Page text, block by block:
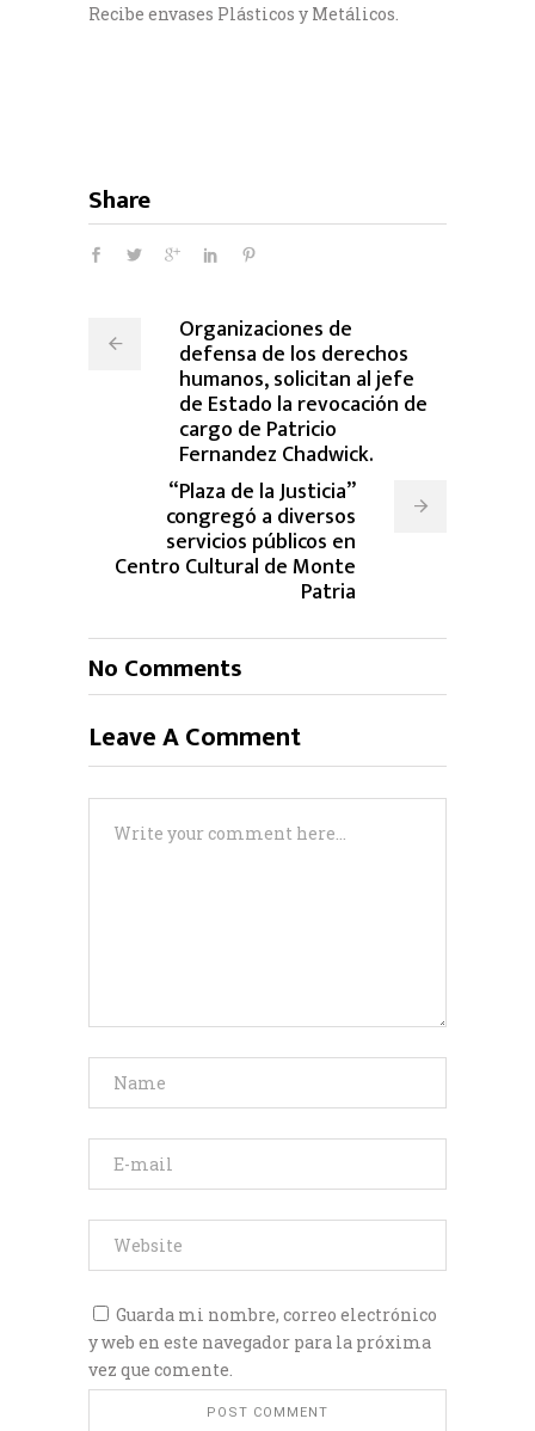
Recibe envases Plásticos y Metálicos.
Share
Organizaciones de
defensa de los derechos
humanos, solicitan al jefe
de Estado la revocación de
cargo de Patricio
Fernandez Chadwick.
“Plaza de la Justicia”
congregó a diversos
servicios públicos en
Centro Cultural de Monte
Patria
No Comments
Leave A Comment
Guarda mi nombre, correo electrónico
y web en este navegador para la próxima
vez que comente.